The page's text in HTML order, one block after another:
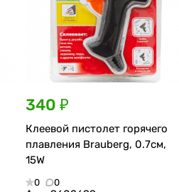
340 ₽
Клеевой пистолет горячего
плавления Brauberg, 0.7см,
15W
0 0